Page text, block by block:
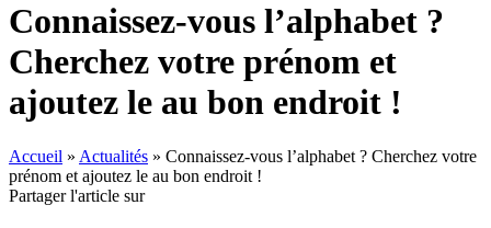
Connaissez-vous l’alphabet ?
Cherchez votre prénom et
ajoutez le au bon endroit !
Accueil » Actualités » Connaissez-vous l’alphabet ? Cherchez votre
prénom et ajoutez le au bon endroit !
Partager l'article sur